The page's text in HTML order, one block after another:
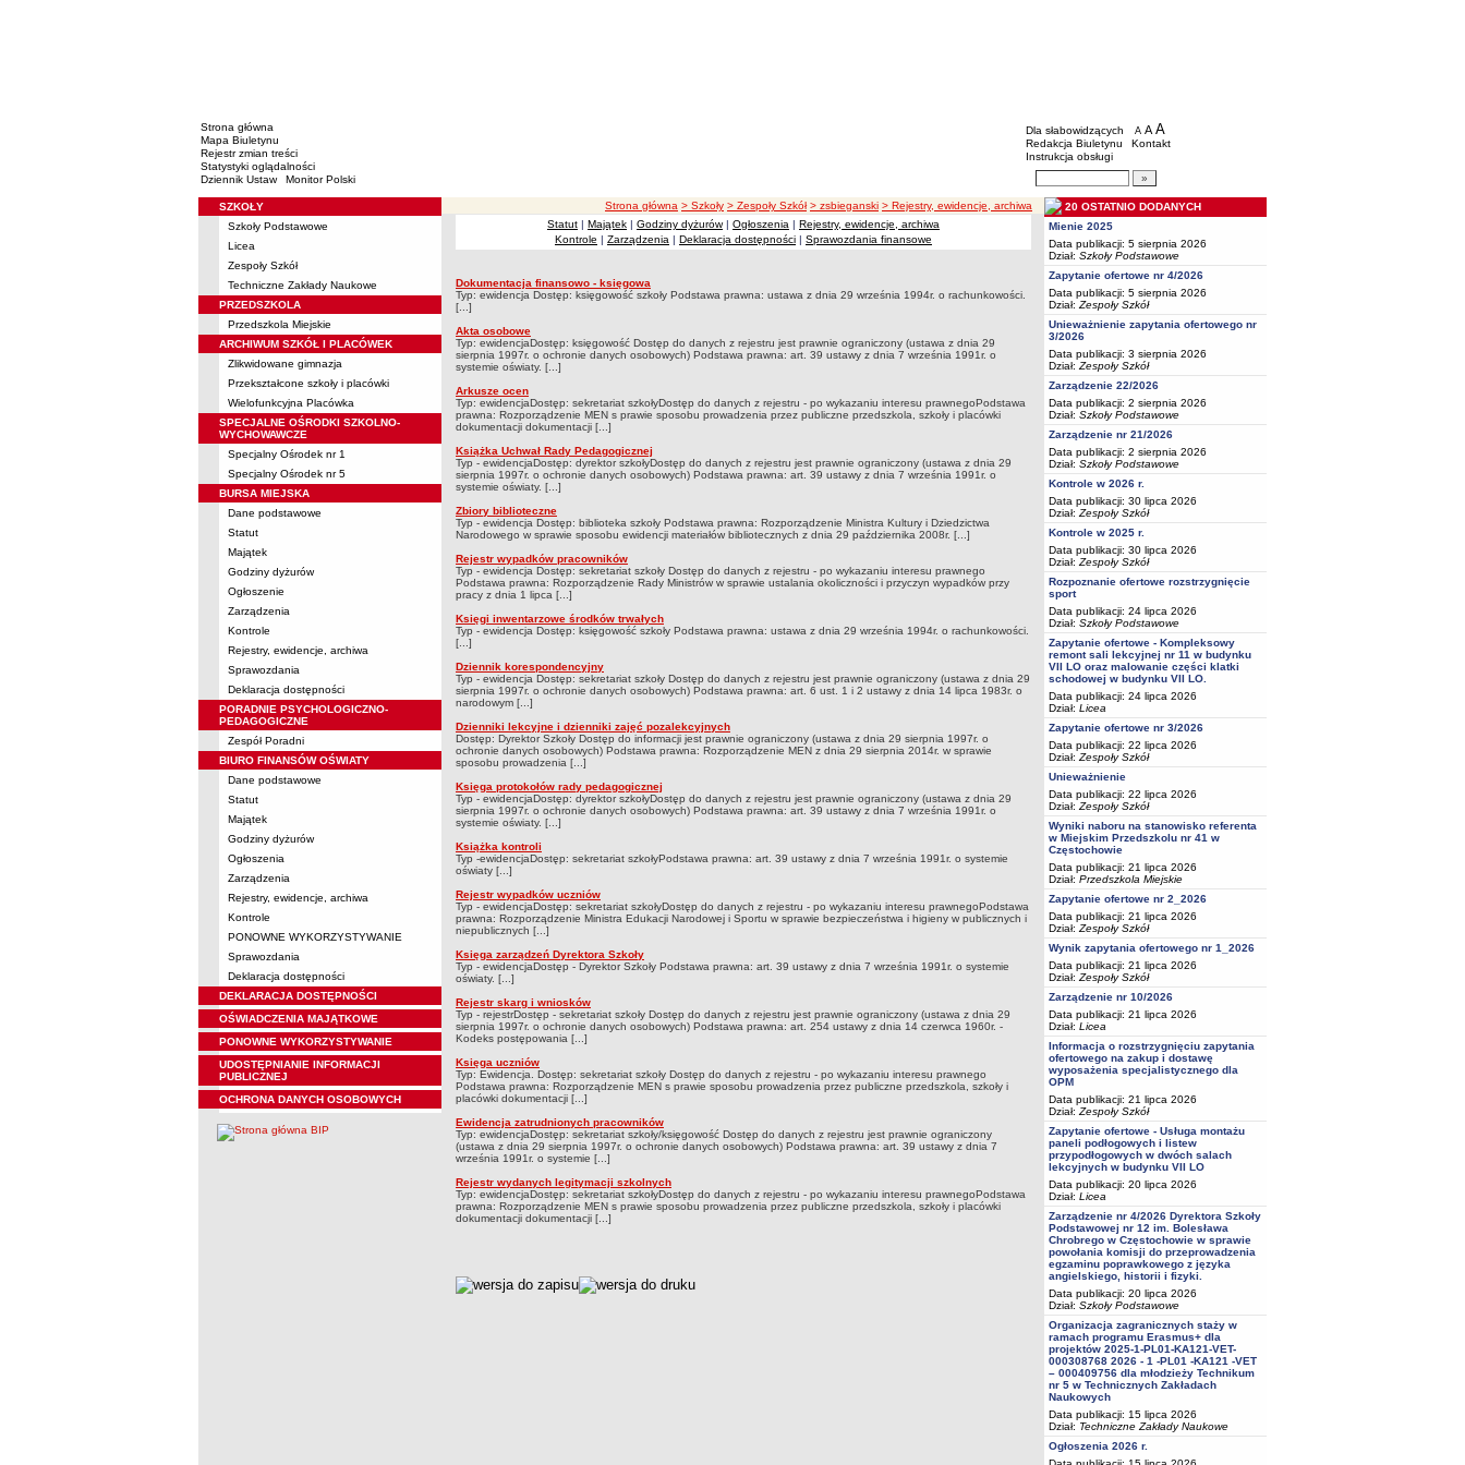
Strona główna
Mapa Biuletynu
Rejestr zmian treści
Statystyki oglądalności
Dziennik Ustaw
Monitor Polski
BIP - Oświata Częstochowa
Menu dodatkowe
Dla słabowidzących A pomniejsz czcionkę
A standardowy rozmiar czcionki
A
Redakcja Biuletynu
Kontakt
Instrukcja obsługi
Wyszukiwarka artykułów
Menu
SZKOŁY
Szkoły Podstawowe
Licea
Zespoły Szkół
Techniczne Zakłady Naukowe
PRZEDSZKOLA
Przedszkola Miejskie
ARCHIWUM SZKÓŁ I PLACÓWEK
Zlikwidowane gimnazja
Przekształcone szkoły i placówki
Wielofunkcyjna Placówka
SPECJALNE OŚRODKI SZKOLNO-
WYCHOWAWCZE
Specjalny Ośrodek nr 1
Specjalny Ośrodek nr 5
BURSA MIEJSKA
Dane podstawowe
Statut
Majątek
Godziny dyżurów
Ogłoszenie
Zarządzenia
Kontrole
Rejestry, ewidencje, archiwa
Sprawozdania
Deklaracja dostępności
PORADNIE PSYCHOLOGICZNO-
PEDAGOGICZNE
Zespół Poradni
BIURO FINANSÓW OŚWIATY
Dane podstawowe
Statut
Majątek
Godziny dyżurów
Ogłoszenia
Zarządzenia
Rejestry, ewidencje, archiwa
Kontrole
PONOWNE WYKORZYSTYWANIE
Sprawozdania
Deklaracja dostępności
DEKLARACJA DOSTĘPNOŚCI
OŚWIADCZENIA MAJĄTKOWE
PONOWNE WYKORZYSTYWANIE
UDOSTĘPNIANIE INFORMACJI
PUBLICZNEJ
OCHRONA DANYCH OSOBOWYCH
ścieżka nawigacji
Strona główna > Szkoły > Zespoły Szkół > zsbieganski > Rejestry, ewidencje, archiwa
Rejestry, ewidencje, archiwa
Statut | Majątek | Godziny dyżurów| Ogłoszenia | Rejestry, ewidencje, archiwa
Kontrole | Zarządzenia | Deklaracja dostępności | Sprawozdania finansowe
Rejestry, ewidencje, archiwa
Dokumentacja finansowo - księgowa
Typ: ewidencja Dostęp: księgowość szkoły Podstawa prawna: ustawa z dnia 29 września 1994r. o rachunkowości.
[...]
Akta osobowe
Typ: ewidencjaDostęp: księgowość Dostęp do danych z rejestru jest prawnie ograniczony (ustawa z dnia 29
sierpnia 1997r. o ochronie danych osobowych) Podstawa prawna: art. 39 ustawy z dnia 7 września 1991r. o
systemie oświaty. [...]
Arkusze ocen
Typ: ewidencjaDostęp: sekretariat szkołyDostęp do danych z rejestru - po wykazaniu interesu prawnegoPodstawa
prawna: Rozporządzenie MEN s prawie sposobu prowadzenia przez publiczne przedszkola, szkoły i placówki
dokumentacji dokumentacji [...]
Książka Uchwał Rady Pedagogicznej
Typ - ewidencjaDostęp: dyrektor szkołyDostęp do danych z rejestru jest prawnie ograniczony (ustawa z dnia 29
sierpnia 1997r. o ochronie danych osobowych) Podstawa prawna: art. 39 ustawy z dnia 7 września 1991r. o
systemie oświaty. [...]
Zbiory biblioteczne
Typ - ewidencja Dostęp: biblioteka szkoły Podstawa prawna: Rozporządzenie Ministra Kultury i Dziedzictwa
Narodowego w sprawie sposobu ewidencji materiałów bibliotecznych z dnia 29 października 2008r. [...]
Rejestr wypadków pracowników
Typ - ewidencja Dostęp: sekretariat szkoły Dostęp do danych z rejestru - po wykazaniu interesu prawnego
Podstawa prawna: Rozporządzenie Rady Ministrów w sprawie ustalania okoliczności i przyczyn wypadków przy
pracy z dnia 1 lipca [...]
Księgi inwentarzowe środków trwałych
Typ - ewidencja Dostęp: księgowość szkoły Podstawa prawna: ustawa z dnia 29 września 1994r. o rachunkowości.
[...]
Dziennik korespondencyjny
Typ - ewidencja Dostęp: sekretariat szkoły Dostęp do danych z rejestru jest prawnie ograniczony (ustawa z dnia 29
sierpnia 1997r. o ochronie danych osobowych) Podstawa prawna: art. 6 ust. 1 i 2 ustawy z dnia 14 lipca 1983r. o
narodowym [...]
Dzienniki lekcyjne i dzienniki zajęć pozalekcyjnych
Dostęp: Dyrektor Szkoły Dostęp do informacji jest prawnie ograniczony (ustawa z dnia 29 sierpnia 1997r. o
ochronie danych osobowych) Podstawa prawna: Rozporządzenie MEN z dnia 29 sierpnia 2014r. w sprawie
sposobu prowadzenia [...]
Księga protokołów rady pedagogicznej
Typ - ewidencjaDostęp: dyrektor szkołyDostęp do danych z rejestru jest prawnie ograniczony (ustawa z dnia 29
sierpnia 1997r. o ochronie danych osobowych) Podstawa prawna: art. 39 ustawy z dnia 7 września 1991r. o
systemie oświaty. [...]
Książka kontroli
Typ -ewidencjaDostęp: sekretariat szkołyPodstawa prawna: art. 39 ustawy z dnia 7 września 1991r. o systemie
oświaty [...]
Rejestr wypadków uczniów
Typ - ewidencjaDostęp: sekretariat szkołyDostęp do danych z rejestru - po wykazaniu interesu prawnegoPodstawa
prawna: Rozporządzenie Ministra Edukacji Narodowej i Sportu w sprawie bezpieczeństwa i higieny w publicznych i
niepublicznych [...]
Księga zarządzeń Dyrektora Szkoły
Typ - ewidencjaDostęp - Dyrektor Szkoły Podstawa prawna: art. 39 ustawy z dnia 7 września 1991r. o systemie
oświaty. [...]
Rejestr skarg i wniosków
Typ - rejestrDostęp - sekretariat szkoły Dostęp do danych z rejestru jest prawnie ograniczony (ustawa z dnia 29
sierpnia 1997r. o ochronie danych osobowych) Podstawa prawna: art. 254 ustawy z dnia 14 czerwca 1960r. -
Kodeks postępowania [...]
Księga uczniów
Typ: Ewidencja. Dostęp: sekretariat szkoły Dostęp do danych z rejestru - po wykazaniu interesu prawnego
Podstawa prawna: Rozporządzenie MEN s prawie sposobu prowadzenia przez publiczne przedszkola, szkoły i
placówki dokumentacji [...]
Ewidencja zatrudnionych pracowników
Typ: ewidencjaDostęp: sekretariat szkoły/księgowość Dostęp do danych z rejestru jest prawnie ograniczony
(ustawa z dnia 29 sierpnia 1997r. o ochronie danych osobowych) Podstawa prawna: art. 39 ustawy z dnia 7
września 1991r. o systemie [...]
Rejestr wydanych legitymacji szkolnych
Typ: ewidencjaDostęp: sekretariat szkołyDostęp do danych z rejestru - po wykazaniu interesu prawnegoPodstawa
prawna: Rozporządzenie MEN s prawie sposobu prowadzenia przez publiczne przedszkola, szkoły i placówki
dokumentacji dokumentacji [...]
metryczka
20 OSTATNIO DODANYCH
Mienie 2025
Data publikacji: 5 sierpnia 2026
Dział: Szkoły Podstawowe
Zapytanie ofertowe nr 4/2026
Data publikacji: 5 sierpnia 2026
Dział: Zespoły Szkół
Unieważnienie zapytania ofertowego nr
3/2026
Data publikacji: 3 sierpnia 2026
Dział: Zespoły Szkół
Zarządzenie 22/2026
Data publikacji: 2 sierpnia 2026
Dział: Szkoły Podstawowe
Zarządzenie nr 21/2026
Data publikacji: 2 sierpnia 2026
Dział: Szkoły Podstawowe
Kontrole w 2026 r.
Data publikacji: 30 lipca 2026
Dział: Zespoły Szkół
Kontrole w 2025 r.
Data publikacji: 30 lipca 2026
Dział: Zespoły Szkół
Rozpoznanie ofertowe rozstrzygnięcie
sport
Data publikacji: 24 lipca 2026
Dział: Szkoły Podstawowe
Zapytanie ofertowe - Kompleksowy
remont sali lekcyjnej nr 11 w budynku
VII LO oraz malowanie części klatki
schodowej w budynku VII LO.
Data publikacji: 24 lipca 2026
Dział: Licea
Zapytanie ofertowe nr 3/2026
Data publikacji: 22 lipca 2026
Dział: Zespoły Szkół
Unieważnienie
Data publikacji: 22 lipca 2026
Dział: Zespoły Szkół
Wyniki naboru na stanowisko referenta
w Miejskim Przedszkolu nr 41 w
Częstochowie
Data publikacji: 21 lipca 2026
Dział: Przedszkola Miejskie
Zapytanie ofertowe nr 2_2026
Data publikacji: 21 lipca 2026
Dział: Zespoły Szkół
Wynik zapytania ofertowego nr 1_2026
Data publikacji: 21 lipca 2026
Dział: Zespoły Szkół
Zarządzenie nr 10/2026
Data publikacji: 21 lipca 2026
Dział: Licea
Informacja o rozstrzygnięciu zapytania
ofertowego na zakup i dostawę
wyposażenia specjalistycznego dla
OPM
Data publikacji: 21 lipca 2026
Dział: Zespoły Szkół
Zapytanie ofertowe - Usługa montażu
paneli podłogowych i listew
przypodłogowych w dwóch salach
lekcyjnych w budynku VII LO
Data publikacji: 20 lipca 2026
Dział: Licea
Zarządzenie nr 4/2026 Dyrektora Szkoły
Podstawowej nr 12 im. Bolesława
Chrobrego w Częstochowie w sprawie
powołania komisji do przeprowadzenia
egzaminu poprawkowego z języka
angielskiego, historii i fizyki.
Data publikacji: 20 lipca 2026
Dział: Szkoły Podstawowe
Organizacja zagranicznych staży w
ramach programu Erasmus+ dla
projektów 2025-1-PL01-KA121-VET-
000308768 2026 - 1 -PL01 -KA121 -VET
– 000409756 dla młodzieży Technikum
nr 5 w Technicznych Zakładach
Naukowych
Data publikacji: 15 lipca 2026
Dział: Techniczne Zakłady Naukowe
Ogłoszenia 2026 r.